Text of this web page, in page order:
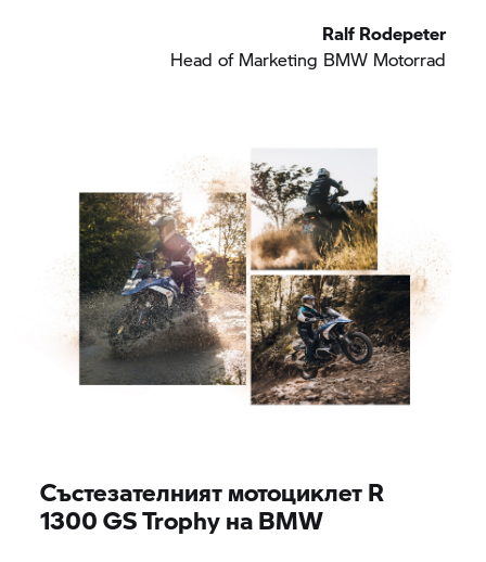
Ralf Rodepeter
Head of Marketing BMW Motorrad
Състезателният мотоциклет R
1300GS Trophyна BMW